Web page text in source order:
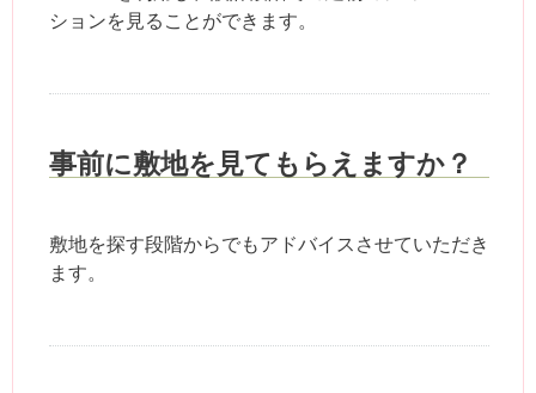
ションを見ることができます。
事前に敷地を見てもらえますか？
敷地を探す段階からでもアドバイスさせていただき
ます。